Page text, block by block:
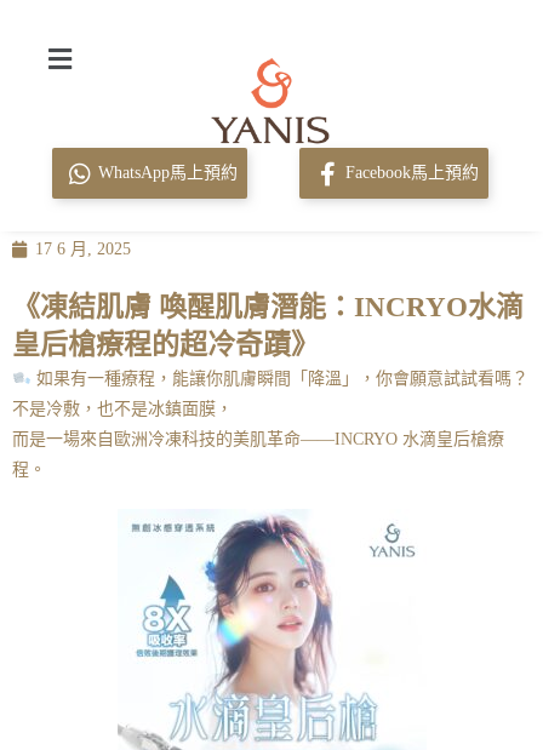
WhatsApp馬上預約 Facebook馬上預約
17 6 月, 2025
《凍結肌膚 喚醒肌膚潛能：INCRYO水滴
皇后槍療程的超冷奇蹟》
如果有一種療程，能讓你肌膚瞬間「降溫」，你會願意試試看嗎？
不是冷敷，也不是冰鎮面膜，
而是一場來自歐洲冷凍科技的美肌革命——INCRYO 水滴皇后槍療
程。